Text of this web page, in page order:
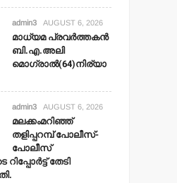
admin3 AUGUST 6, 2026
മാധ്യമ പ്രവര്‍ത്തകന്‍
ബി.എ.അലി
മൊഗ്രാല്‍(64)നിര്യാ
admin3 AUGUST 6, 2026
മലക്കംമറിഞ്ഞ്
തളിപ്പറമ്പ് പോലീസ്-
പോലീസ്
തേടി